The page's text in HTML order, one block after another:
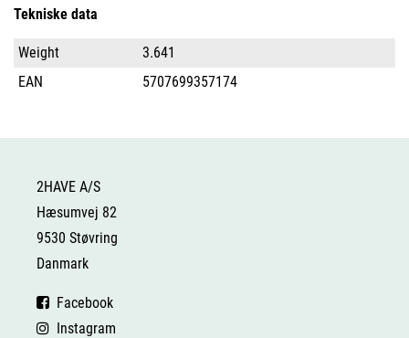
Tekniske data
Weight
3.641
EAN
5707699357174
2HAVE A/S
Hæsumvej 82
9530 Støvring
Danmark
Facebook
Instagram